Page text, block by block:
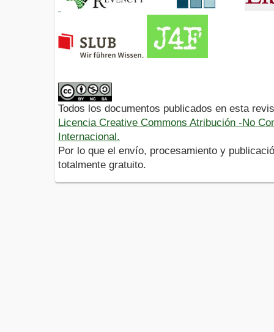
Todos los documentos publicados en esta
Licencia Creative Commons Atribución -No
Internacional.
Por lo que el envío, procesamiento y
totalmente gratuito.